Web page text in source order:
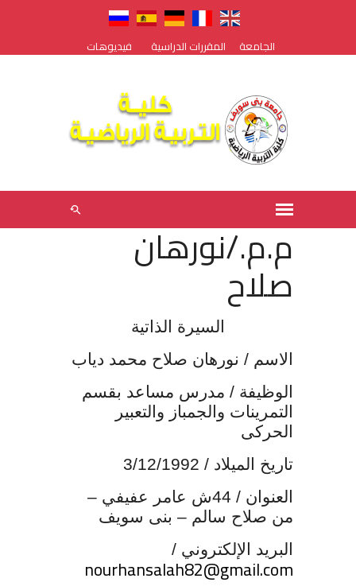
الجامعة المقررات الدراسية فيديوهات
م.م./نورهان
صلاح
السيرة الذاتية
الاسم / نورهان صلاح محمد دياب
الوظيفة / مدرس مساعد بقسم
التمرينات والجمباز والتعبير
الحركى
تاريخ الميلاد / 3/12/1992
العنوان
/ 44ش عامر عفيفي –
من صلاح سالم – بنى سويف
البريد الإلكتروني /
nourhansalah82@gmail.com